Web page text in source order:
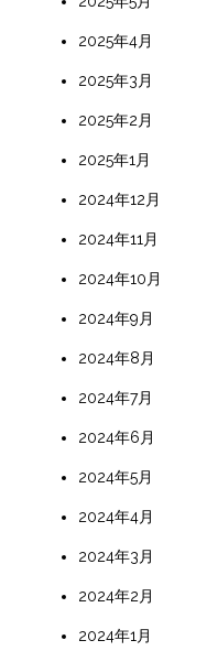
2025年4月
2025年3月
2025年2月
2025年1月
2024年12月
2024年11月
2024年10月
2024年9月
2024年8月
2024年7月
2024年6月
2024年5月
2024年4月
2024年3月
2024年2月
2024年1月